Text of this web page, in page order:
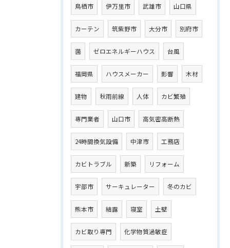
鳥栖市 伊万里市 武雄市 山口県
カーテン 筑紫野市 大分市 別府市
菌 ゼロエネルギーハウス 台風
福岡県 ハウスメーカー 影響 木材
建物 秋雨前線 人体 カビ繁殖
専門業者 山口市 高気密高断熱
24時間換気設備 中津市 工務店
カビトラブル 新築 リフォーム
宇部市 サーキュレーター 冬のカビ
熊本市 結露 寝室 土壁
カビ取り専門 化学物質過敏症